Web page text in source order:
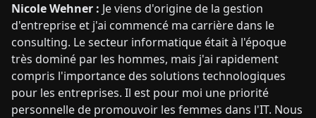
Nicole Wehner : Je viens d'origine de la gestion
d'entreprise et j'ai commencé ma carrière dans le
consulting. Le secteur informatique était à l'époque
très dominé par les hommes, mais j'ai rapidement
compris l'importance des solutions technologiques
pour les entreprises. Il est pour moi une priorité
personnelle de promouvoir les femmes dans l'IT. Nous